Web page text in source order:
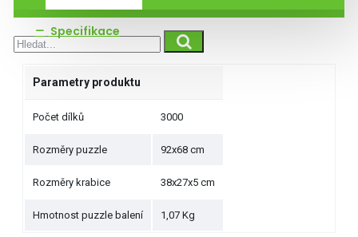
Specifikace
Parametry produktu
Počet dílků 3000
Rozměry puzzle 92x68 cm
Rozměry krabice 38x27x5 cm
Hmotnost puzzle balení 1,07 Kg